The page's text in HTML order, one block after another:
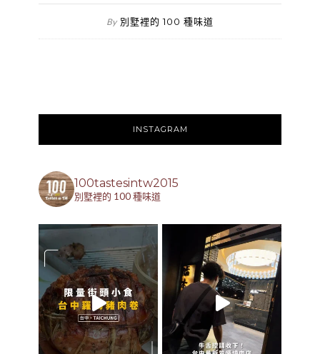
By 別墅裡的 100 種味道
INSTAGRAM
100tastesintw2015
別墅裡的 100 種味道